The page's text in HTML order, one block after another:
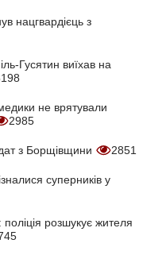
нацгвардієць з
Гусятин виїхав на
не врятували
2985
з Борщівщини 2851
суперників у
розшукує жителя